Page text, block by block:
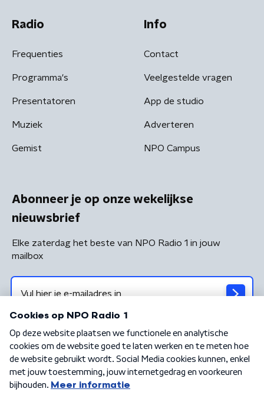
Radio
Frequenties
Programma's
Presentatoren
Muziek
Gemist
Info
Contact
Veelgestelde vragen
App de studio
Adverteren
NPO Campus
Abonneer je op onze wekelijkse
nieuwsbrief
Elke zaterdag het beste van NPO Radio 1 in jouw
mailbox
Algemene voorwaarden